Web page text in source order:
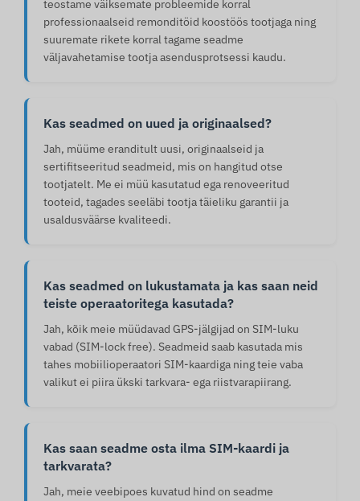
teostame väiksemate probleemide korral
professionaalseid remonditöid koostöös tootjaga ning
suuremate rikete korral tagame seadme
väljavahetamise tootja asendusprotsessi kaudu.
Kas seadmed on uued ja originaalsed?
Jah, müüme eranditult uusi, originaalseid ja
sertifitseeritud seadmeid, mis on hangitud otse
tootjatelt. Me ei müü kasutatud ega renoveeritud
tooteid, tagades seeläbi tootja täieliku garantii ja
usaldusväärse kvaliteedi.
Kas seadmed on lukustamata ja kas saan neid
teiste operaatoritega kasutada?
Jah, kõik meie müüdavad GPS-jälgijad on SIM-luku
vabad (SIM-lock free). Seadmeid saab kasutada mis
tahes mobiilioperaatori SIM-kaardiga ning teie vaba
valikut ei piira ükski tarkvara- ega riistvarapiirang.
Kas saan seadme osta ilma SIM-kaardi ja
tarkvarata?
Jah, meie veebipoes kuvatud hind on seadme